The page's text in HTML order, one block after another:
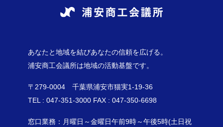
あなたと地域を結びあなたの信頼を広げる。
浦安商工会議所は地域の活動基盤です。
〒279-0004 千葉県浦安市猫実1-19-36
TEL : 047-351-3000 FAX : 047-350-6698
窓口業務：月曜日～金曜日午前9時～午後5時(土日祝